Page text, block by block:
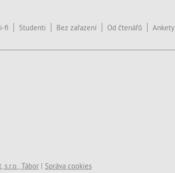
fi Studenti Bez zařazení Od čtenářů Ankety
s.r.o., Tábor | Správa cookies